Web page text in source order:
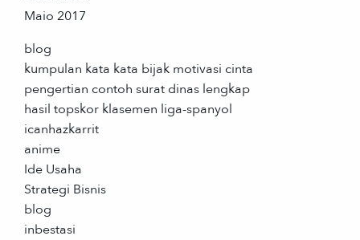
Maio 2017
blog
kumpulan kata kata bijak motivasi cinta
pengertian contoh surat dinas lengkap
hasil topskor klasemen liga-spanyol
icanhazkarrit
anime
Ide Usaha
Strategi Bisnis
blog
inbestasi